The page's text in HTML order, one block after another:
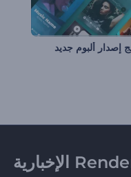
إصدار ألبوم جديد